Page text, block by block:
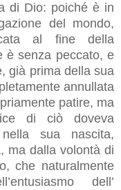
di Dio: poiché è in
del mondo,
al fine della
è senza peccato, e
già prima della sua
annullata
patire, ma
di ciò doveva
nella sua nascita,
ma dalla volontà di
che naturalmente
dell’